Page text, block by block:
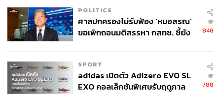
ที่ไม่ชอบเครื่องเทศหนักๆ ไส้มะตะบะของที่นี่หอมเครื่องเทศ
แบบพอดีๆ เสิร์ฟกับอาจาด และน้ำแกงเขียวหวานเพื่อเพิ่ม
ความเข้มข้นให้รสชาติ
POLITICS
ศาลปกครองไม่รับฟ้อง ‘หมอสรณ’
ขอเพิกถอนมติสรรหา กสทช. ชี้ยัง
848
SPORT
adidas เปิดตัว Adizero EVO SL
EXO คอลเล็กชันพิเศษรับฤดูกาล
788